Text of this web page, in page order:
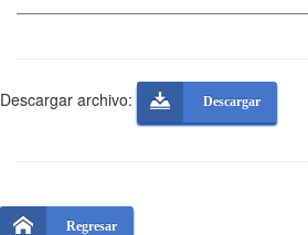
Descargar archivo: Descargar
Regresar